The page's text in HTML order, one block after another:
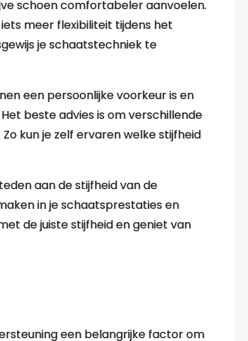
schoen comfortabeler aanvoelen.
meer flexibiliteit tijdens het
je schaatstechniek te
een persoonlijke voorkeur is en
beste advies is om verschillende
kun je zelf ervaren welke stijfheid
aan de stijfheid van de
in je schaatsprestaties en
de juiste stijfheid en geniet van
een belangrijke factor om